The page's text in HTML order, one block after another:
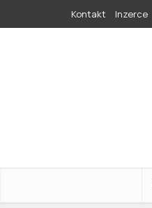
Kontakt Inzerce